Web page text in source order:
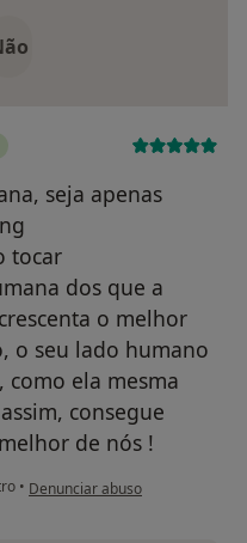
seja apenas
tocar
dos que a
o melhor
o seu lado humano
como ela mesma
consegue
de nós !
• na opinião do utilizador S.F
Denunciar abuso